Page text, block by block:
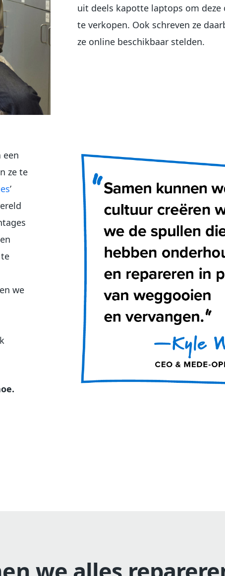
uit deels kapotte laptops om
te verkopen. Ook schreven ze
ze online beschikbaar stelden.
een
ze te
’
we